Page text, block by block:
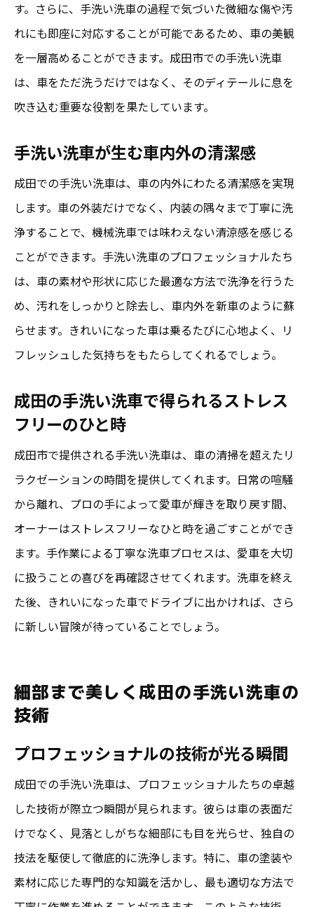
す。さらに、手洗い洗車の過程で気づいた微細な傷や汚
れにも即座に対応することが可能であるため、車の美観
を一層高めることができます。成田市での手洗い洗車
は、車をただ洗うだけではなく、そのディテールに息を
吹き込む重要な役割を果たしています。
手洗い洗車が生む車内外の清潔感
成田での手洗い洗車は、車の内外にわたる清潔感を実現
します。車の外装だけでなく、内装の隅々まで丁寧に洗
浄することで、機械洗車では味わえない清涼感を感じる
ことができます。手洗い洗車のプロフェッショナルたち
は、車の素材や形状に応じた最適な方法で洗浄を行うた
め、汚れをしっかりと除去し、車内外を新車のように蘇
らせます。きれいになった車は乗るたびに心地よく、リ
フレッシュした気持ちをもたらしてくれるでしょう。
成田の手洗い洗車で得られるストレス
フリーのひと時
成田市で提供される手洗い洗車は、車の清掃を超えたリ
ラクゼーションの時間を提供してくれます。日常の喧騒
から離れ、プロの手によって愛車が輝きを取り戻す間、
オーナーはストレスフリーなひと時を過ごすことができ
ます。手作業による丁寧な洗車プロセスは、愛車を大切
に扱うことの喜びを再確認させてくれます。洗車を終え
た後、きれいになった車でドライブに出かければ、さら
に新しい冒険が待っていることでしょう。
細部まで美しく成田の手洗い洗車の
技術
プロフェッショナルの技術が光る瞬間
成田での手洗い洗車は、プロフェッショナルたちの卓越
した技術が際立つ瞬間が見られます。彼らは車の表面だ
けでなく、見落としがちな細部にも目を光らせ、独自の
技法を駆使して徹底的に洗浄します。特に、車の塗装や
素材に応じた専門的な知識を活かし、最も適切な方法で